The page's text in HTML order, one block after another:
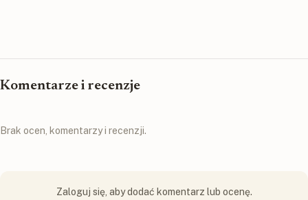
Komentarze i recenzje
Brak ocen, komentarzy i recenzji.
Zaloguj się, aby dodać komentarz lub ocenę.